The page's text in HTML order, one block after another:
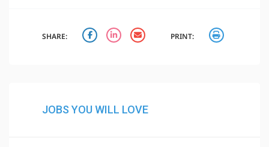
SHARE: PRINT:
JOBS YOU WILL LOVE